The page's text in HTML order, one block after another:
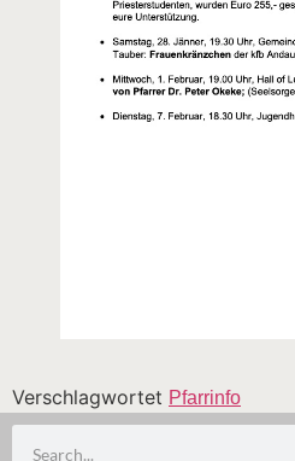
Verschlagwortet Pfarrinfo